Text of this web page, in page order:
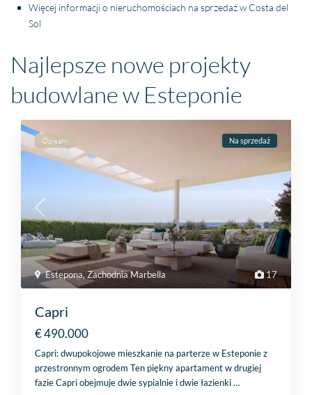
Więcej informacji o nieruchomościach na sprzedaż w Costa del
Sol
Najlepsze nowe projekty
budowlane w Esteponie
17
Estepona,Zachodnia Marbella
Opisany Na sprzedaż
Capri
€ 490.000
Capri: dwupokojowe mieszkanie na parterze w Esteponie z
przestronnym ogrodem Ten piękny apartament w drugiej
fazie Capri obejmuje dwie sypialnie i dwie łazienki…